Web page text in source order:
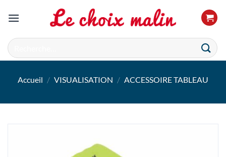
Recherche
pour :
Accueil / VISUALISATION / ACCESSOIRE TABLEAU